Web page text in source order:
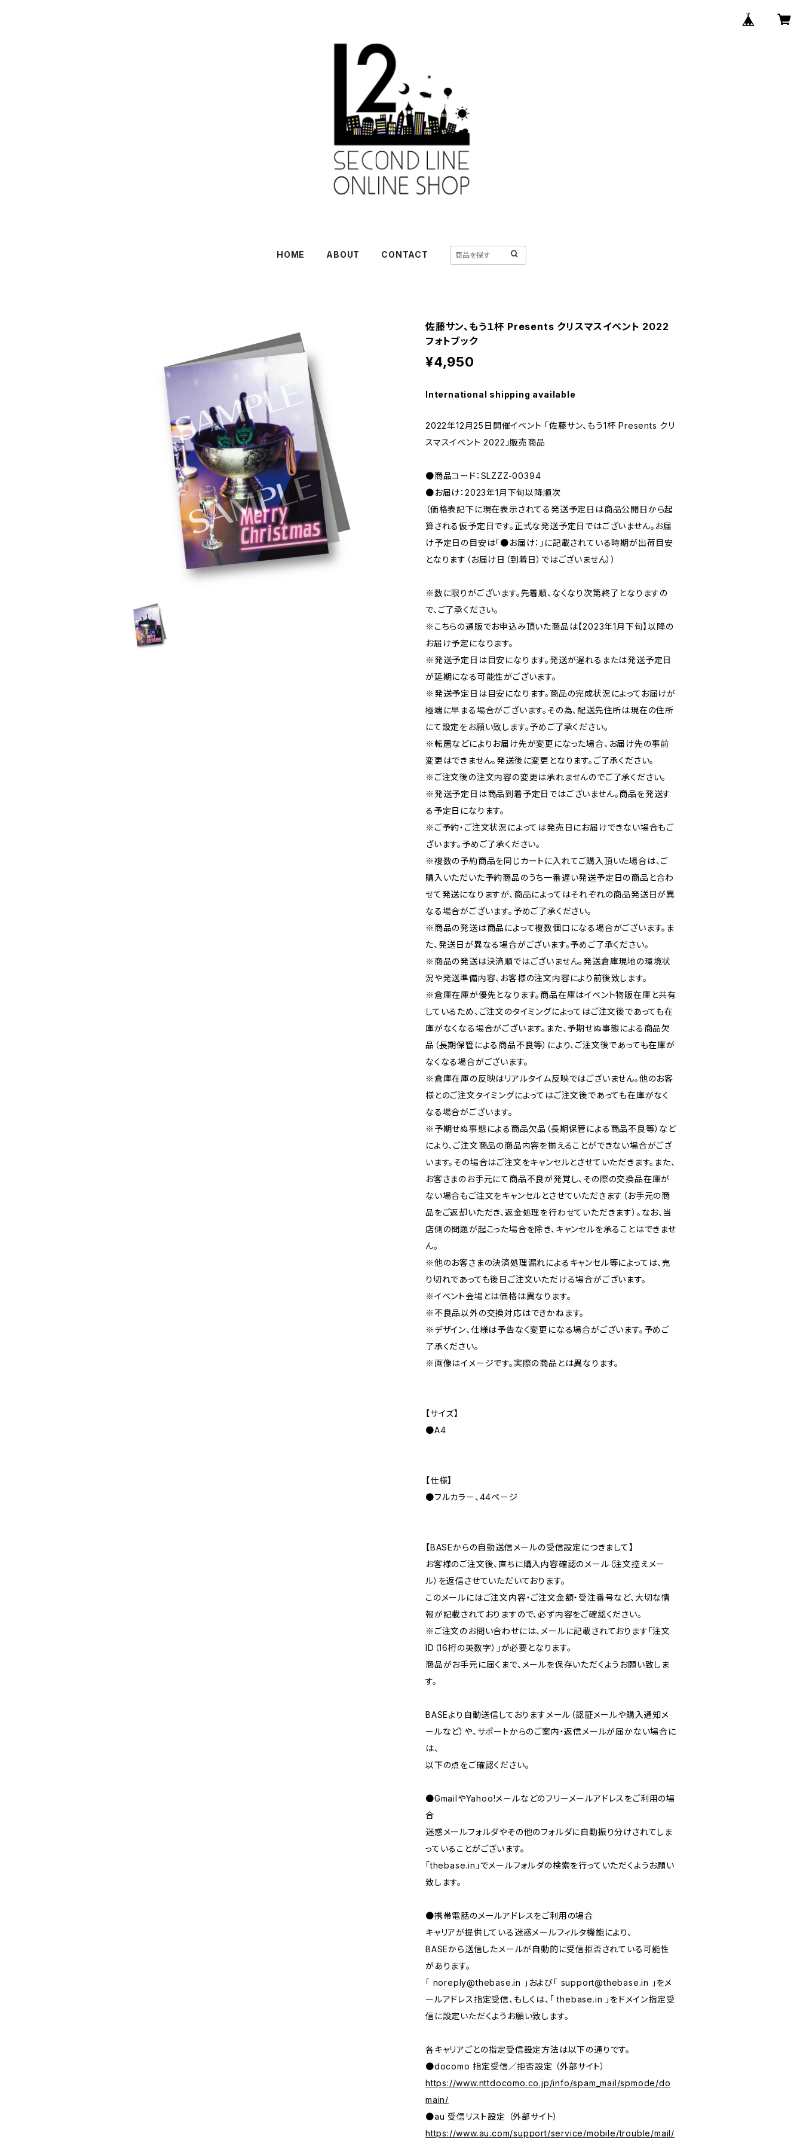
HOME ABOUT CONTACT
佐藤サン、もう１杯 Presents クリスマスイベント 2022
フォトブック
¥4,950
International shipping available
2022年12月25日開催イベント 「佐藤サン、もう1杯 Presents クリ
スマスイベント 2022」販売商品
●商品コード：SLZZZ-00394
●お届け：2023年1月下旬以降順次
（価格表記下に現在表示されてる発送予定日は商品公開日から起
算される仮予定日です。正式な発送予定日ではございません。お届
け予定日の目安は「●お届け：」に記載されている時期が出荷目安
となります（お届け日（到着日）ではございません））
※数に限りがございます。先着順、なくなり次第終了となりますの
で、ご了承ください。
※こちらの通販でお申込み頂いた商品は【2023年1月下旬】以降の
お届け予定になります。
※発送予定日は目安になります。発送が遅れるまたは発送予定日
が延期になる可能性がございます。
※発送予定日は目安になります。商品の完成状況によってお届けが
極端に早まる場合がございます。その為、配送先住所は現在の住所
にて設定をお願い致します。予めご了承ください。
※転居などによりお届け先が変更になった場合、お届け先の事前
変更はできません。発送後に変更となります。ご了承ください。
※ご注文後の注文内容の変更は承れませんのでご了承ください。
※発送予定日は商品到着予定日ではございません。商品を発送す
る予定日になります。
※ご予約・ご注文状況によっては発売日にお届けできない場合もご
ざいます。予めご了承ください。
※複数の予約商品を同じカートに入れてご購入頂いた場合は、ご
購入いただいた予約商品のうち一番遅い発送予定日の商品と合わ
せて発送になりますが、商品によってはそれぞれの商品発送日が異
なる場合がございます。予めご了承ください。
※商品の発送は商品によって複数個口になる場合がございます。ま
た、発送日が異なる場合がございます。予めご了承ください。
※商品の発送は決済順ではございません。発送倉庫現地の環境状
況や発送準備内容、お客様の注文内容により前後致します。
※倉庫在庫が優先となります。商品在庫はイベント物販在庫と共有
しているため、ご注文のタイミングによってはご注文後であっても在
庫がなくなる場合がございます。また、予期せぬ事態による商品欠
品（長期保管による商品不良等）により、ご注文後であっても在庫が
なくなる場合がございます。
※倉庫在庫の反映はリアルタイム反映ではございません。他のお客
様とのご注文タイミングによってはご注文後であっても在庫がなく
なる場合がございます。
※予期せぬ事態による商品欠品（長期保管による商品不良等）など
により、ご注文商品の商品内容を揃えることができない場合がござ
います。その場合はご注文をキャンセルとさせていただきます。また、
お客さまのお手元にて商品不良が発覚し、その際の交換品在庫が
ない場合もご注文をキャンセルとさせていただきます（お手元の商
品をご返却いただき、返金処理を行わせていただきます）。なお、当
店側の問題が起こった場合を除き、キャンセルを承ることはできませ
ん。
※他のお客さまの決済処理漏れによるキャンセル等によっては、売
り切れであっても後日ご注文いただける場合がございます。
※イベント会場とは価格は異なります。
※不良品以外の交換対応はできかねます。
※デザイン、仕様は予告なく変更になる場合がございます。予めご
了承ください。
※画像はイメージです。実際の商品とは異なります。
【サイズ】
●A4
【仕様】
●フルカラー、44ページ
【BASEからの自動送信メールの受信設定につきまして】
お客様のご注文後、直ちに購入内容確認のメール（注文控えメー
ル）を返信させていただいております。
このメールにはご注文内容・ご注文金額・受注番号など、大切な情
報が記載されておりますので、必ず内容をご確認ください。
※ご注文のお問い合わせには、メールに記載されております「注文
ID（16桁の英数字）」が必要となります。
商品がお手元に届くまで、メールを保存いただくようお願い致しま
す。
BASEより自動送信しておりますメール（認証メールや購入通知メ
ールなど）や、サポートからのご案内・返信メールが届かない場合に
は、
以下の点をご確認ください。
●GmailやYahoo!メールなどのフリーメールアドレスをご利用の場
合
迷惑メールフォルダやその他のフォルダに自動振り分けされてしま
っていることがございます。
「thebase.in」でメールフォルダの検索を行っていただくようお願い
致します。
●携帯電話のメールアドレスをご利用の場合
キャリアが提供している迷惑メールフィルタ機能により、
BASEから送信したメールが自動的に受信拒否されている可能性
があります。
「 noreply@thebase.in 」および「 support@thebase.in
」をメ
ールアドレス指定受信、もしくは、「 thebase.in 」をドメイン指定受
信に設定いただくようお願い致します。
各キャリアごとの指定受信設定方法は以下の通りです。
●docomo 指定受信／拒否設定 （外部サイト）
https://www.nttdocomo.co.jp/info/spam_mail/spmode/do
main/
●au 受信リスト設定 （外部サイト）
https://www.au.com/support/service/mobile/trouble/mail/